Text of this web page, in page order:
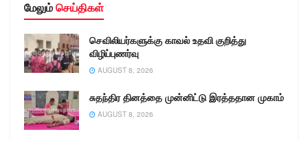
மேலும்செய்திகள்
செவிலியர்களுக்கு காவல் உதவி குறித்து
விழிப்புணர்வு
AUGUST 8, 2026
சுதந்திர தினத்தை முன்னிட்டு இரத்ததான முகாம்
AUGUST 8, 2026